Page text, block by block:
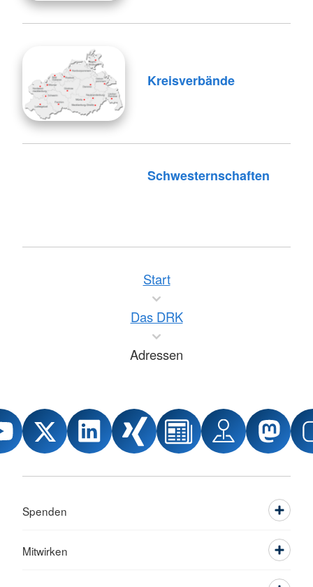
Kreisverbände
Schwesternschaften
Start
Das DRK
Adressen
Spenden
Mitwirken